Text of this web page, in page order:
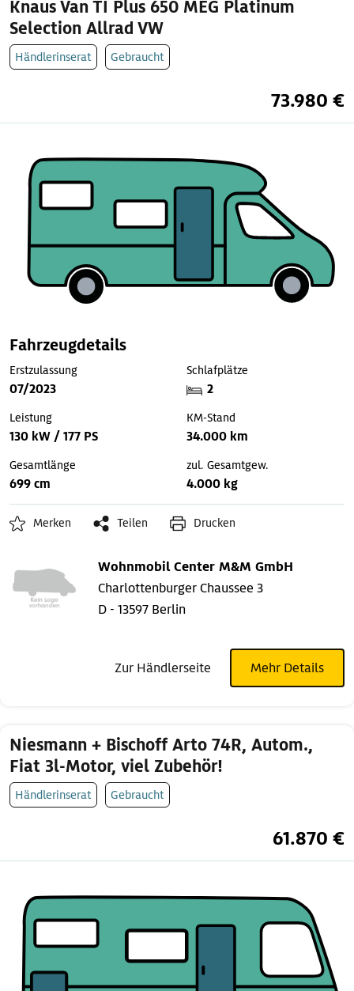
Knaus Van TI Plus 650 MEG Platinum
Selection Allrad VW
Händlerinserat Gebraucht
73.980 €
Fahrzeugdetails
Erstzulassung
07/2023
Schlafplätze
2
Leistung
130 kW / 177 PS
KM-Stand
34.000 km
Gesamtlänge
699 cm
zul. Gesamtgew.
4.000 kg
Merken Teilen Drucken
Wohnmobil Center M&M GmbH
Charlottenburger Chaussee 3
D - 13597 Berlin
Zur Händlerseite Mehr Details
Niesmann + Bischoff Arto 74R, Autom.,
Fiat 3l-Motor, viel Zubehör!
Händlerinserat Gebraucht
61.870 €